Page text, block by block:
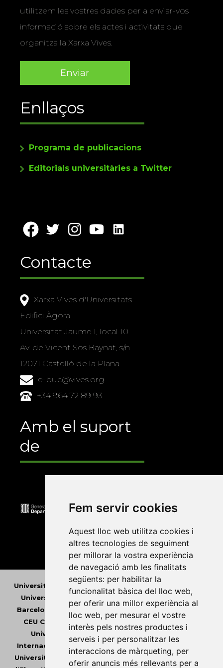
Fem servir cookies
Aquest lloc web utilitza cookies i
altres tecnologies de seguiment
per millorar la vostra experiència
de navegació amb les finalitats
següents: per habilitar la
funcionalitat bàsica del lloc web,
per oferir una millor experiència al
lloc web, per mesurar el vostre
interès pels nostres productes i
serveis i per personalitzar les
interaccions de màrqueting, per
oferir anuncis més rellevants per a
utilitzem les vostres dades per a enviar-vos
informació sobre els actes i activitats que
organitza la Xarxa Vives.
Enllaços
Programa de publicacions
Editorials universitàries a Twitter
Contacte
Xarxa Vives d'Universitats
Edifici Àgora
Universitat Jaume I, local 10
Av. de Vicent Sos Baynat, s/n
12071 Castelló de la Plana
e-buc@vives.org
+34 964 72 89 93
Amb el suport
de
Universitat Abat Oliba CEU
Universitat d'Andorra
Universitat Autònoma de
Barcelona
Universitat de Barcelona •
CEU Cardenal Herrera•
Universitat de les Illes Balears
•
Internacional de Catalunya
•
Universitat de Lleida
Universitat Miguel Hernández